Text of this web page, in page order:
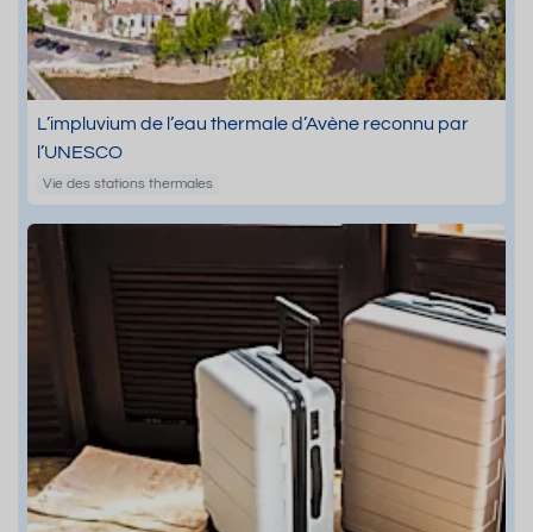
L’impluvium de l’eau thermale d’Avène reconnu par
l’UNESCO
Vie des stations thermales